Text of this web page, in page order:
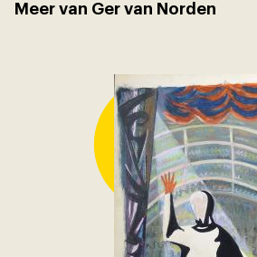
Meer van Ger van Norden